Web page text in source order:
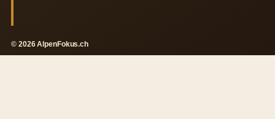
© 2026 AlpenFokus.ch